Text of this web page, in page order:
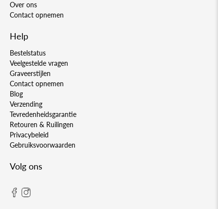
Over ons
Contact opnemen
Help
Bestelstatus
Veelgestelde vragen
Graveerstijlen
Contact opnemen
Blog
Verzending
Tevredenheidsgarantie
Retouren & Ruilingen
Privacybeleid
Gebruiksvoorwaarden
Volg ons